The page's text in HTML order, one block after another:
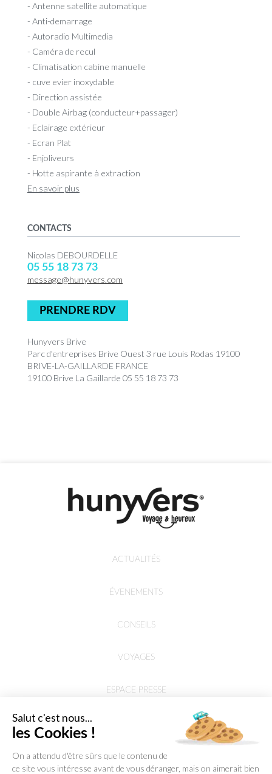
- Antenne satellite automatique
- Anti-demarrage
- Autoradio Multimedia
- Caméra de recul
- Climatisation cabine manuelle
- cuve evier inoxydable
- Direction assistée
- Double Airbag (conducteur+passager)
- Eclairage extérieur
- Ecran Plat
- Enjoliveurs
- Hotte aspirante à extraction
En savoir plus
CONTACTS
Nicolas DEBOURDELLE
05 55 18 73 73
message@hunyvers.com
PRENDRE RDV
Hunyvers Brive
Parc d'entreprises Brive Ouest 3 rue Louis Rodas 19100
BRIVE-LA-GAILLARDE FRANCE
19100 Brive La Gaillarde 05 55 18 73 73
ACTUALITÉS
ÉVENEMENTS
CONSEILS
VOYAGES
ESPACE PRESSE
Salut c'est nous...
les Cookies !
On a attendu d'être sûrs que le contenu de
ce site vous intéresse avant de vous déranger, mais on aimerait bien